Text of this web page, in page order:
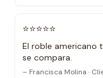
⭐⭐⭐⭐⭐
El roble americano
se compara.
– Francisca Molina ·